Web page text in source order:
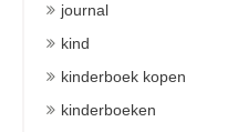
journal
kind
kinderboek kopen
kinderboeken